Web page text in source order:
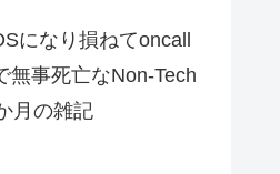
になり損ねてoncall
無事死亡なNon-Tech
月の雑記